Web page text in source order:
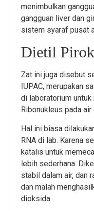
menimbulkan
gangguan liver dan
sistem syaraf pusat
Dietil
Zat ini juga disebut
IUPAC, merupakan
di laboratorium
Ribonukleus pada
Hal ini biasa
RNA di lab. Karena
katalis untuk
lebih sederhana.
stabil dalam air, dan
dan malah
dioksida.